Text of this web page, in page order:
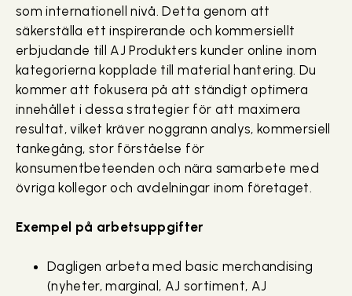
som internationell nivå. Detta genom att
säkerställa ett inspirerande och kommersiellt
erbjudande till AJ Produkters kunder online inom
kategorierna kopplade till material hantering. Du
kommer att fokusera på att ständigt optimera
innehållet i dessa strategier för att maximera
resultat, vilket kräver noggrann analys, kommersiell
tankegång, stor förståelse för
konsumentbeteenden och nära samarbete med
övriga kollegor och avdelningar inom företaget.
Exempel på arbetsuppgifter
Dagligen arbeta med basic merchandising
(nyheter, marginal, AJ sortiment, AJ